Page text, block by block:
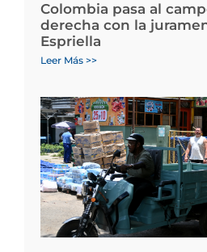
Colombia pasa al
derecha con la
Espriella
Leer Más >>